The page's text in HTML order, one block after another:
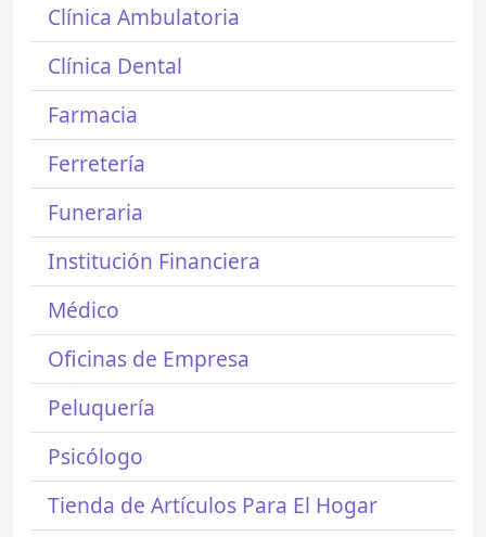
Clínica Ambulatoria
Clínica Dental
Farmacia
Ferretería
Funeraria
Institución Financiera
Médico
Oficinas de Empresa
Peluquería
Psicólogo
Tienda de Artículos Para El Hogar